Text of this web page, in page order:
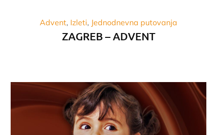
Advent Izleti Jednodnevna putovanja
ZAGREB – ADVENT